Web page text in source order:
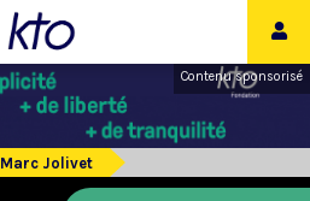
Contenu sponsorisé
Marc Jolivet